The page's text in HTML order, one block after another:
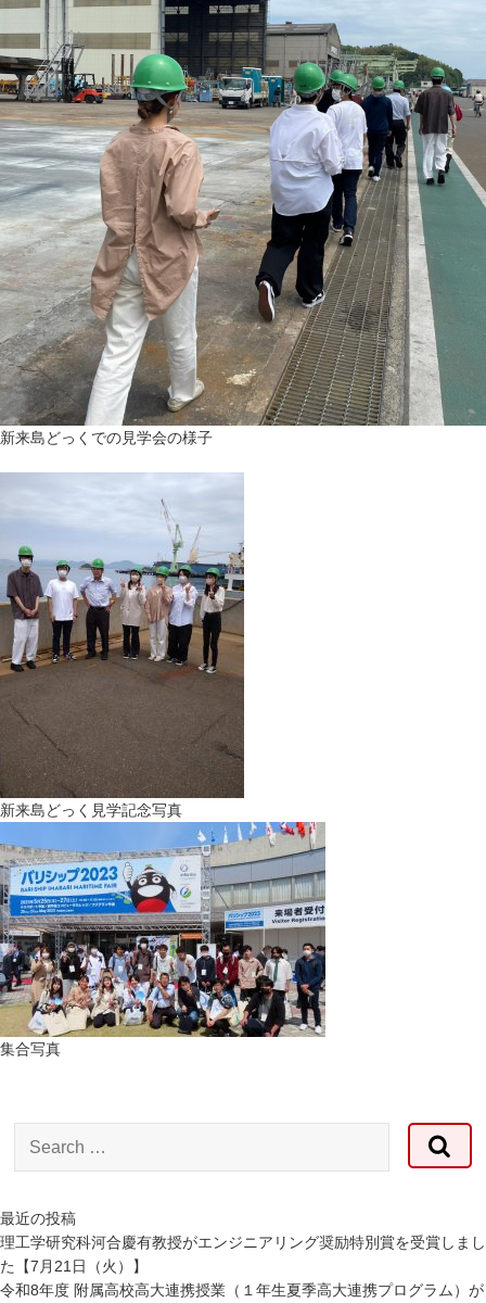
新来島どっくでの見学会の様子
新来島どっく見学記念写真
集合写真
for:
最近の投稿
理工学研究科河合慶有教授がエンジニアリング奨励特別賞を受賞しまし
た【7月21日（火）】
令和8年度 附属高校高大連携授業（１年生夏季高大連携プログラム）が